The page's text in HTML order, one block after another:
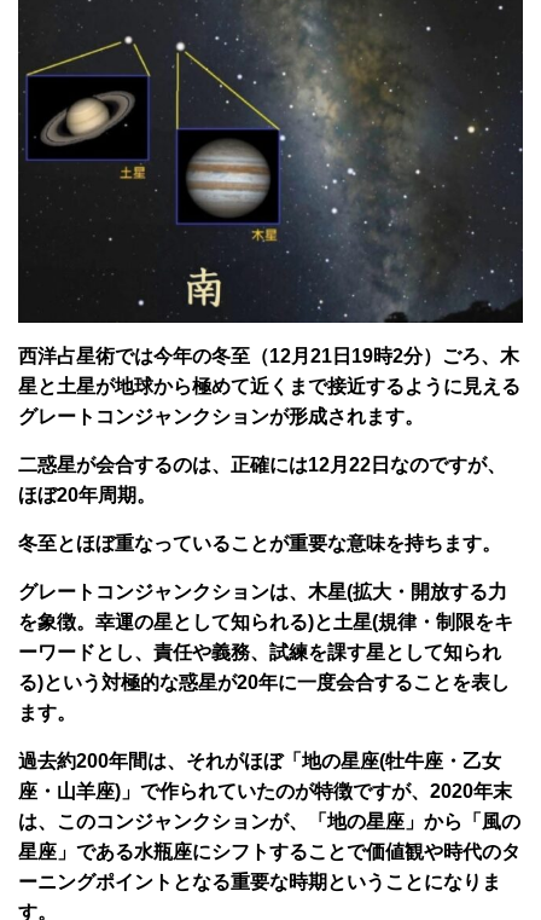
西洋占星術では今年の冬至（12月21日19時2分）ごろ、木
星と土星が地球から極めて近くまで接近するように見える
グレートコンジャンクションが形成されます。
二惑星が会合するのは、正確には12月22日なのですが、
ほぼ20年周期。
冬至とほぼ重なっていることが重要な意味を持ちます。
グレートコンジャンクションは、木星(拡大・開放する力
を象徴。幸運の星として知られる)と土星(規律・制限をキ
ーワードとし、責任や義務、試練を課す星として知られ
る)という対極的な惑星が20年に一度会合することを表し
ます。
過去約200年間は、それがほぼ「地の星座(牡牛座・乙女
座・山羊座)」で作られていたのが特徴ですが、2020年末
は、このコンジャンクションが、「地の星座」から「風の
星座」である水瓶座にシフトすることで価値観や時代のタ
ーニングポイントとなる重要な時期ということになりま
す。